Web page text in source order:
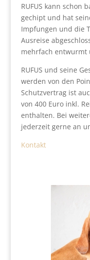
RUFUS kann schon
gechipt und hat
Impfungen und die
Ausreise
mehrfach entwurmt
RUFUS und seine
werden von den
Schutzvertrag ist
von 400 Euro inkl.
enthalten. Bei
jederzeit gerne an
Kontakt